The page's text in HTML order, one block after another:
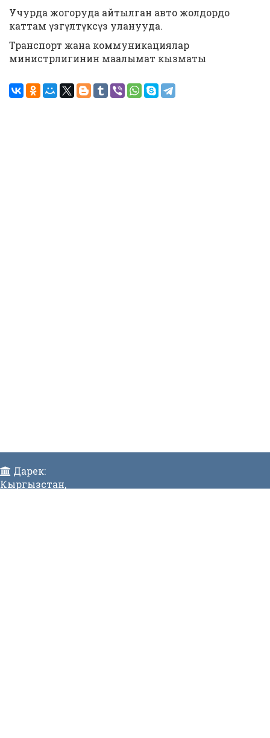
Учурда жогоруда айтылган авто жолдордо
каттам үзгүлтүксүз уланууда.
Транспорт жана коммуникациялар
министрлигинин маалымат кызматы
Дарек:
Кыргызстан,